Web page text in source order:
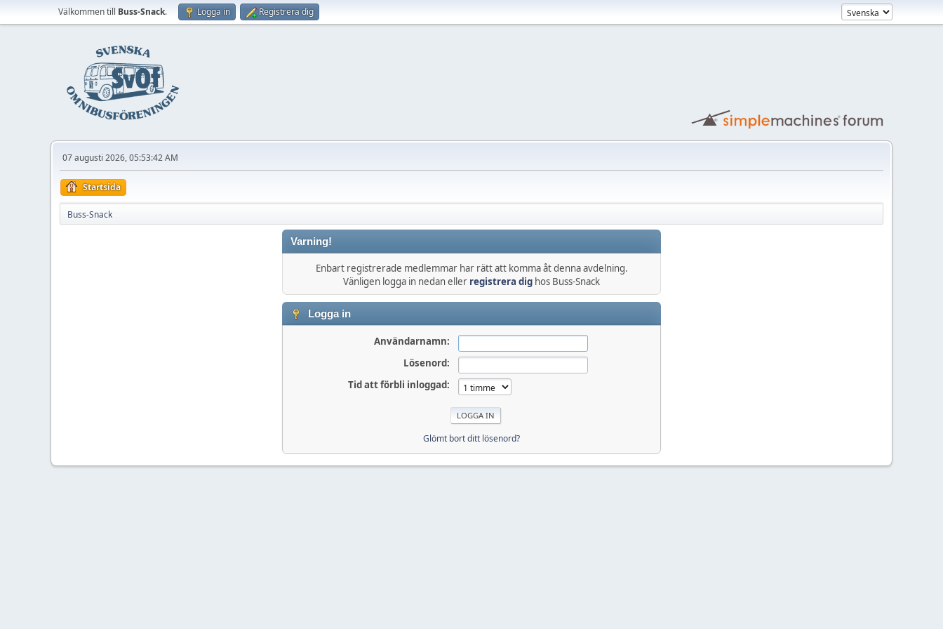
Välkommen till Buss-Snack. Logga in Registrera dig
07 augusti 2026, 05:53:42 AM
Startsida
Buss-Snack
Varning!
Enbart registrerade medlemmar har rätt att komma åt denna avdelning.
Vänligen logga in nedan eller registrera dig hos Buss-Snack
Logga in
Användarnamn:
Lösenord:
Tid att förbli inloggad:
Glömt bort ditt lösenord?